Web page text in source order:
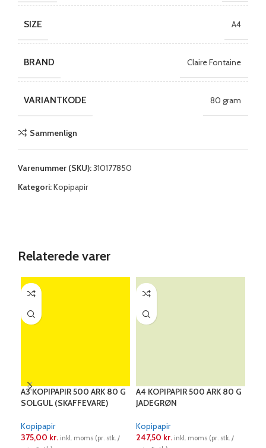
SIZE A4
BRAND Claire Fontaine
VARIANTKODE 80 gram
Sammenlign
Varenummer (SKU):310177850
Kategori:Kopipapir
Relaterede varer
A3 KOPIPAPIR 500 ARK 80 G
SOLGUL (SKAFFEVARE)
Kopipapir
375,00 kr. inkl. moms (pr. stk. /
A4 KOPIPAPIR 500 ARK 80 G
JADEGRØN
Kopipapir
247,50 kr. inkl. moms (pr. stk. /